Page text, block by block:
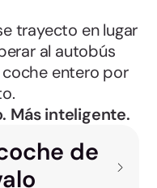
trayecto en lugar
al autobús
entero por
Más inteligente.
de